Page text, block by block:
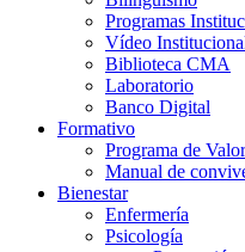
Programas
Vídeo
Biblioteca CMA
Laboratorio
Banco Digital
Formativo
Programa de
Manual de
Bienestar
Enfermería
Psicología